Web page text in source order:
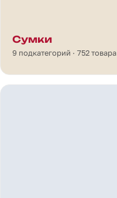
Сумки
9 подкатегорий · 752 товара